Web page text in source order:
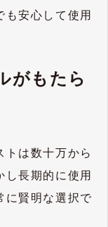
も安心して使用
がもたら
トは数十万から
長期的に使用
に賢明な選択で